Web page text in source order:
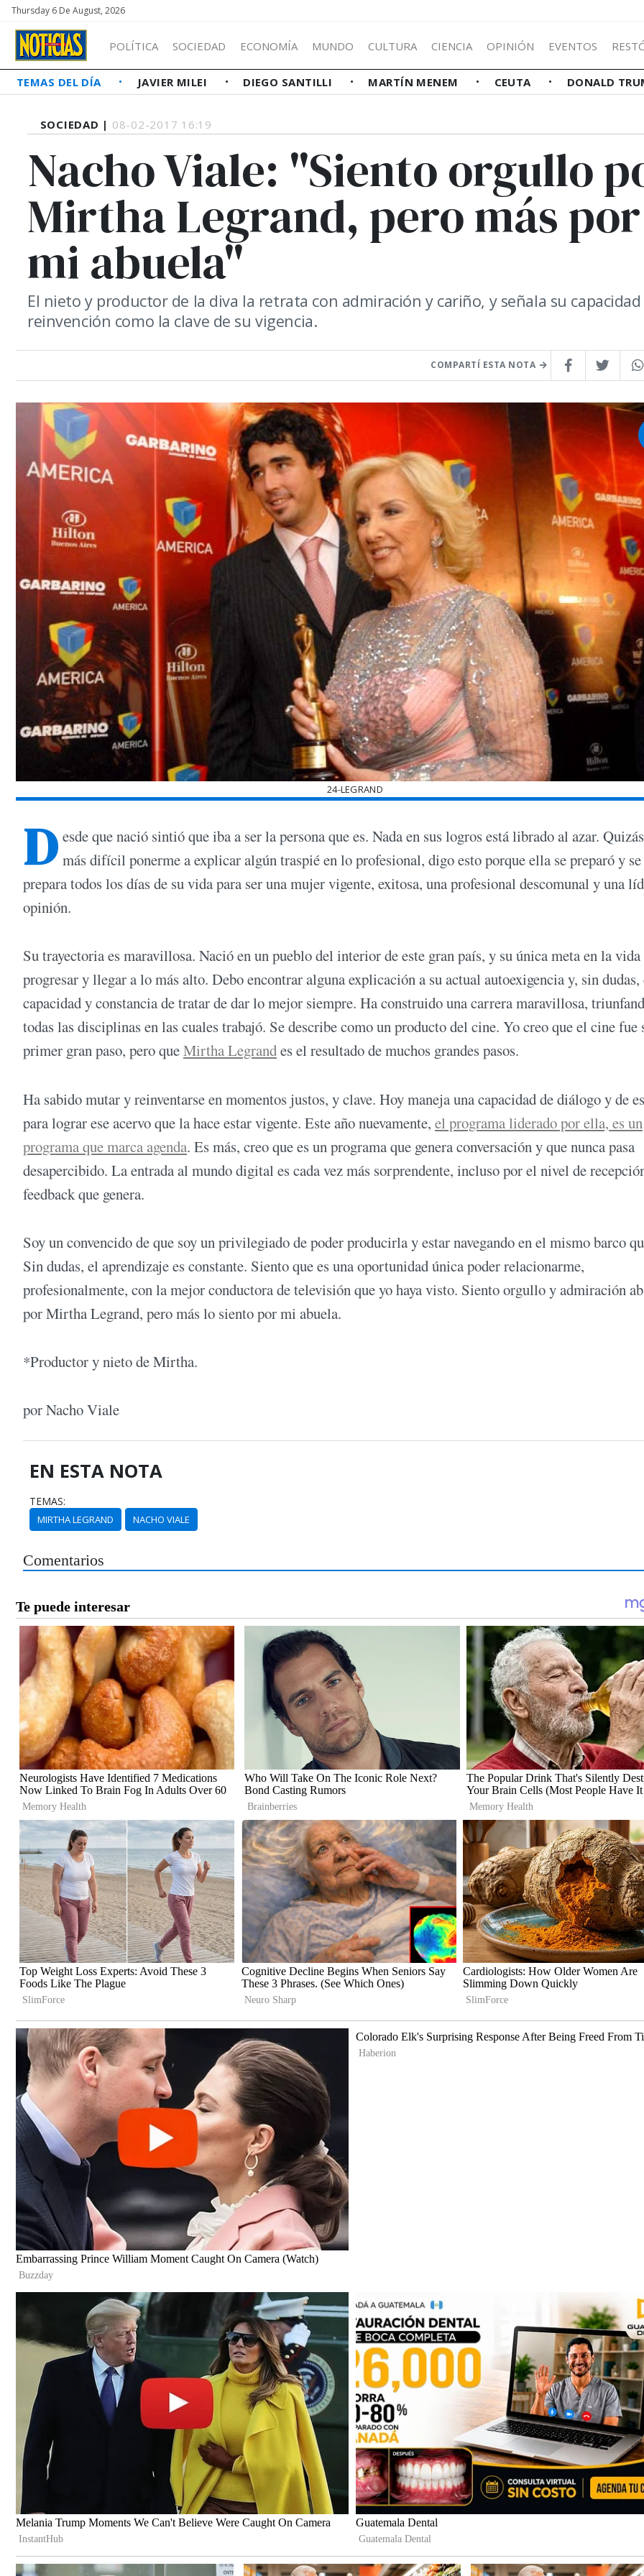
Thursday 6 De August, 2026
POLÍTICA SOCIEDAD ECONOMÍA MUNDO CULTURA CIENCIA OPINIÓN EVENTOS
TEMAS DEL DÍA JAVIER MILEI DIEGO SANTILLI MARTÍN MENEM CEUTA DONALD
SOCIEDAD | 08-02-2017 16:19
Nacho Viale: "Siento orgullo
Mirtha Legrand, pero más por
mi abuela"
El nieto y productor de la diva la retrata con admiración y cariño, y señala su
reinvención como la clave de su vigencia.
COMPARTÍ ESTA NOTA
24-LEGRAND
D esde que nació sintió que iba a ser la persona que es. Nada en sus logros está librado al azar.
más difícil ponerme a explicar algún traspié en lo profesional, digo esto porque ella se preparó y se
prepara todos los días de su vida para ser una mujer vigente, exitosa, una profesional descomunal y una
opinión.
Su trayectoria es maravillosa. Nació en un pueblo del interior de este gran país, y su única meta en la
progresar y llegar a lo más alto. Debo encontrar alguna explicación a su actual autoexigencia y, sin dudas,
capacidad y constancia de tratar de dar lo mejor siempre. Ha construido una carrera maravillosa,
todas las disciplinas en las cuales trabajó. Se describe como un producto del cine. Yo creo que el cine fue
primer gran paso, pero queMirtha Legrandes el resultado de muchos grandes pasos.
Ha sabido mutar y reinventarse en momentos justos, y clave. Hoy maneja una capacidad de diálogo y de
para lograr ese acervo que la hace estar vigente. Este año nuevamente, el programa liderado por ella, es un
programa que marca agenda. Es más, creo que es un programa que genera conversación y que nunca pasa
desapercibido. La entrada al mundo digital es cada vez más sorprendente, incluso por el nivel de
feedback que genera.
Soy un convencido de que soy un privilegiado de poder producirla y estar navegando en el mismo barco
Sin dudas, el aprendizaje es constante. Siento que es una oportunidad única poder relacionarme,
profesionalmente, con la mejor conductora de televisión que yo haya visto. Siento orgullo y admiración
por Mirtha Legrand, pero más lo siento por mi abuela.
*Productor y nieto de Mirtha.
por Nacho Viale
EN ESTA NOTA
TEMAS:
MIRTHA LEGRAND NACHO VIALE
Comentarios